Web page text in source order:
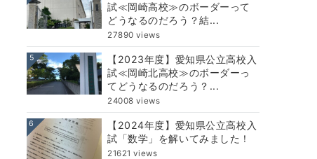
試≪岡崎高校≫のボーダーって
どうなるのだろう？結...
27890 views
5
【2023年度】愛知県公立高校入
試≪岡崎北高校≫のボーダーっ
てどうなるのだろう？...
24008 views
6
【2024年度】愛知県公立高校入
試「数学」を解いてみました！
21621 views